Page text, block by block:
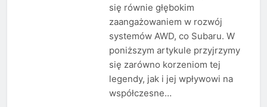
się równie głębokim
zaangażowaniem w rozwój
systemów AWD, co Subaru. W
poniższym artykule przyjrzymy
się zarówno korzeniom tej
legendy, jak i jej wpływowi na
współczesne…